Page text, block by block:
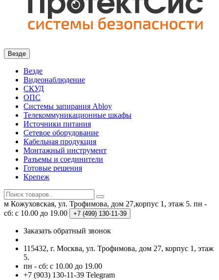
Везде
Везде
Видеонаблюдение
СКУД
ОПС
Системы запирания Abloy
Телекоммуникационные шкафы
Источники питания
Сетевое оборудование
Кабельная продукция
Монтажный инструмент
Разъемы и соединители
Готовые решения
Крепеж
м Кожуховская, ул. Трофимова, дом 27,корпус 1, этаж 5. пн -
сб: с 10.00 до 19.00
+7 (499) 130-11-39
Заказать обратный звонок
115432, г. Москва, ул. Трофимова, дом 27, корпус 1, этаж
5.
пн - сб: с 10.00 до 19.00
+7 (903) 130-11-39 Telegram